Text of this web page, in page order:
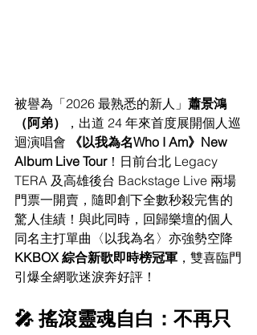
被譽為「2026 最熟悉的新人」 蕭景鴻
（阿弟）
，出道 24 年來首度展開個人巡
迴演唱會
《以我為名Who I Am》New
Album Live Tour！日前台北 Legacy
TERA 及高雄後台 Backstage Live 兩場
門票一開賣，隨即創下全數秒殺完售的
驚人佳績！與此同時，回歸樂壇的個人
同名主打單曲〈以我為名〉亦強勢空降
KKBOX 綜合新歌即時榜冠軍 ，雙喜臨門
引爆全網歌迷淚奔好評！
🎤 搖滾靈魂自白：不再只